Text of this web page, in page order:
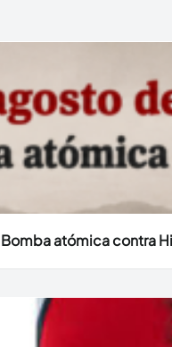
atómica contra